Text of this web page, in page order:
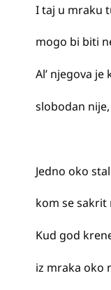
I taj u mraku
mogo bi biti
Al’ njegova je
slobodan nije,
Jedno oko
kom se sakrit
Kud god
iz mraka oko